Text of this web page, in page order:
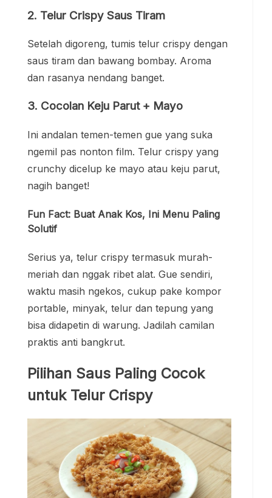
2. Telur Crispy Saus Tiram
Setelah digoreng, tumis telur crispy dengan
saus tiram dan bawang bombay. Aroma
dan rasanya nendang banget.
3. Cocolan Keju Parut + Mayo
Ini andalan temen-temen gue yang suka
ngemil pas nonton film. Telur crispy yang
crunchy dicelup ke mayo atau keju parut,
nagih banget!
Fun Fact: Buat Anak Kos, Ini Menu Paling
Solutif
Serius ya, telur crispy termasuk murah-
meriah dan nggak ribet alat. Gue sendiri,
waktu masih ngekos, cukup pake kompor
portable, minyak, telur dan tepung yang
bisa didapetin di warung. Jadilah camilan
praktis anti bangkrut.
Pilihan Saus Paling Cocok
untuk Telur Crispy